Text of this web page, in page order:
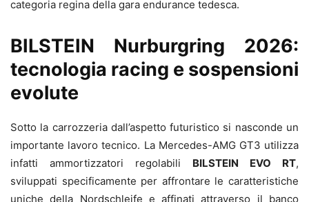
categoria regina della gara endurance tedesca.
BILSTEIN Nurburgring 2026:
tecnologia racing e sospensioni
evolute
Sotto la carrozzeria dall’aspetto futuristico si nasconde un
importante lavoro tecnico. La Mercedes-AMG GT3 utilizza
infatti ammortizzatori regolabili BILSTEIN EVO RT,
sviluppati specificamente per affrontare le caratteristiche
uniche della Nordschleife e affinati attraverso il banco